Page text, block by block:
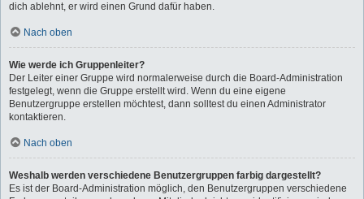
dich ablehnt, er wird einen Grund dafür haben.
Nach oben
Wie werde ich Gruppenleiter?
Der Leiter einer Gruppe wird normalerweise durch die Board-Administration
festgelegt, wenn die Gruppe erstellt wird. Wenn du eine eigene
Benutzergruppe erstellen möchtest, dann solltest du einen Administrator
kontaktieren.
Nach oben
Weshalb werden verschiedene Benutzergruppen farbig dargestellt?
Es ist der Board-Administration möglich, den Benutzergruppen verschiedene